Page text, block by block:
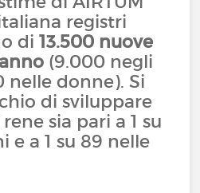
registri
di13.500 nuove
(9.000 negli
nelle donne). Si
di sviluppare
sia pari a 1 su
e a 1 su 89 nelle